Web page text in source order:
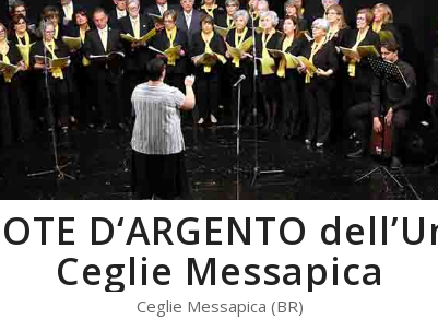
D‘ARGENTO
Ceglie Messapica
Ceglie Messapica (BR)